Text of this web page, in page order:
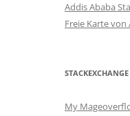
Addis Ababa
Freie Karte
STACKEXCHANGE
My